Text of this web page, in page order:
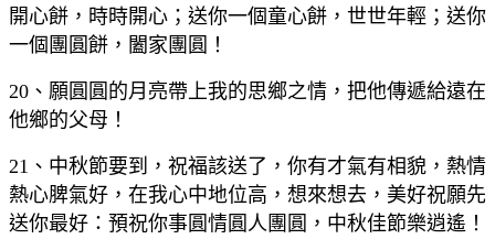
開心餅，時時開心；送你一個童心餅，世世年輕；送你
一個團圓餅，闔家團圓！
20、願圓圓的月亮帶上我的思鄉之情，把他傳遞給遠在
他鄉的父母！
21、中秋節要到，祝福該送了，你有才氣有相貌，熱情
熱心脾氣好，在我心中地位高，想來想去，美好祝願先
送你最好：預祝你事圓情圓人團圓，中秋佳節樂逍遙！